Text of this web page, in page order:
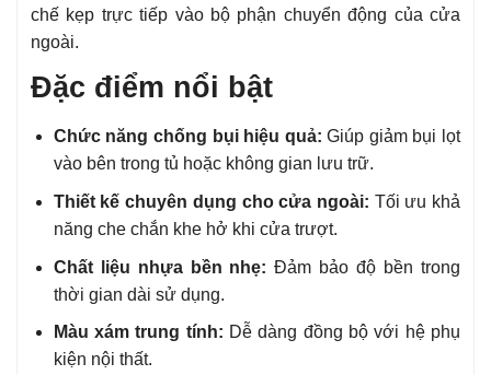
chế kẹp trực tiếp vào bộ phận chuyển động của cửa
ngoài.
Đặc điểm nổi bật
Chức năng chống bụi hiệu quả: Giúp giảm bụi lọt
vào bên trong tủ hoặc không gian lưu trữ.
Thiết kế chuyên dụng cho cửa ngoài: Tối ưu khả
năng che chắn khe hở khi cửa trượt.
Chất liệu nhựa bền nhẹ: Đảm bảo độ bền trong
thời gian dài sử dụng.
Màu xám trung tính: Dễ dàng đồng bộ với hệ phụ
kiện nội thất.